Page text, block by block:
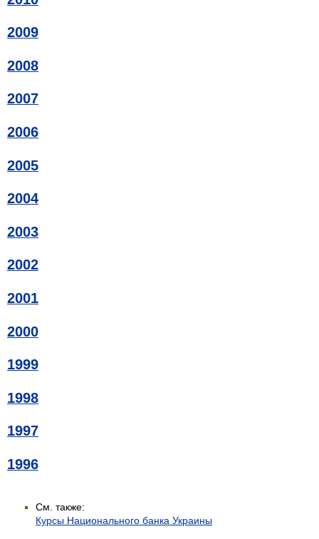
2009
2008
2007
2006
2005
2004
2003
2002
2001
2000
1999
1998
1997
1996
См. также:
Курсы Национального банка Украины